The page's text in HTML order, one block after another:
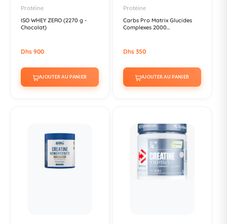
Protéine
ISO WHEY ZERO (2270 g -
Chocolat)
Dhs 900
AJOUTER AU PANIER
Protéine
Carbs Pro Matrix Glucides
Complexes 2000...
Dhs 350
AJOUTER AU PANIER